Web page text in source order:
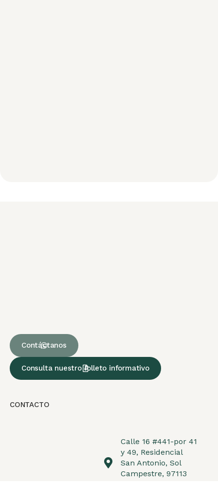
Contáctanos
Consulta nuestro folleto informativo
CONTACTO
Calle 16 #441-por 41
y 49, Residencial
San Antonio, Sol
Campestre, 97113